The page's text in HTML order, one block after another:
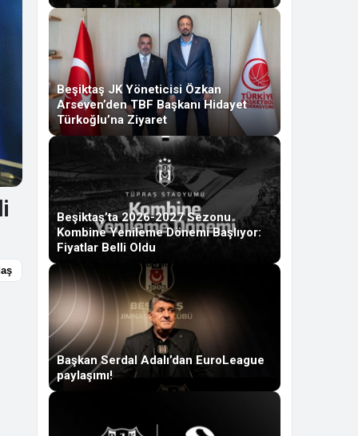
Beşiktaş JK Yöneticisi Özkan
Arseven’den TBF Başkanı Hidayet
Türkoğlu’na Ziyaret
Beşiktaş’ta 2026-2027 Sezonu
Kombine Yenileme Dönemi Başlıyor:
Fiyatlar Belli Oldu
Başkan Serdal Adalı’dan EuroLeague
paylaşımı!